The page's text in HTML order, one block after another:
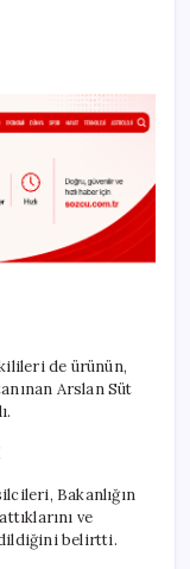
de ürünün,
Arslan Süt
Bakanlığın
ve
belirtti.